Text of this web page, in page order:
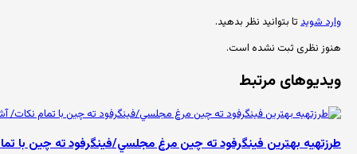
وارد شوید تا بتوانید نظر بدهید.
هنوز نظری ثبت نشده است.
ویدیوهای مرتبط
طرزتهيه بهترين فینگرفود ته چين مرغ مجلسي/فينگرفود ته چين با